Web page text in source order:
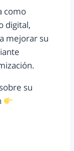
como
digital,
mejorar su
su